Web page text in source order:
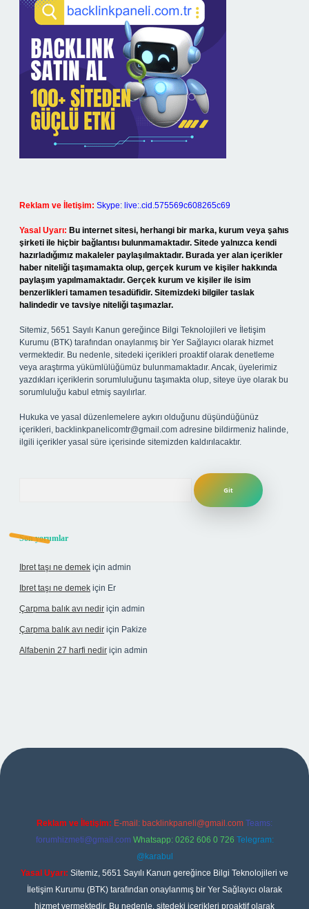
Reklam ve İletişim: Skype: live:.cid.575569c608265c69
Yasal Uyarı: Bu internet sitesi, herhangi bir marka, kurum veya şahıs
şirketi ile hiçbir bağlantısı bulunmamaktadır. Sitede yalnızca kendi
hazırladığımız makaleler paylaşılmaktadır. Burada yer alan içerikler
haber niteliği taşımamakta olup, gerçek kurum ve kişiler hakkında
paylaşım yapılmamaktadır. Gerçek kurum ve kişiler ile isim
benzerlikleri tamamen tesadüfidir. Sitemizdeki bilgiler taslak
halindedir ve tavsiye niteliği taşımazlar.
Sitemiz, 5651 Sayılı Kanun gereğince Bilgi Teknolojileri ve İletişim
Kurumu (BTK) tarafından onaylanmış bir Yer Sağlayıcı olarak hizmet
vermektedir. Bu nedenle, sitedeki içerikleri proaktif olarak denetleme
veya araştırma yükümlülüğümüz bulunmamaktadır. Ancak, üyelerimiz
yazdıkları içeriklerin sorumluluğunu taşımakta olup, siteye üye olarak bu
sorumluluğu kabul etmiş sayılırlar.
Hukuka ve yasal düzenlemelere aykırı olduğunu düşündüğünüz
içerikleri, backlinkpanelicomtr@gmail.com adresine bildirmeniz halinde,
ilgili içerikler yasal süre içerisinde sitemizden kaldırılacaktır.
Son yorumlar
Ibret taşı ne demek için admin
Ibret taşı ne demek için Er
Çarpma balık avı nedir için admin
Çarpma balık avı nedir için Pakize
Alfabenin 27 harfi nedir için admin
Reklam ve İletişim: E-mail: backlinkpaneli@gmail.com Teams:
forumhizmeti@gmail.com Whatsapp: 0262 606 0 726 Telegram:
@karabul
Yasal Uyarı: Sitemiz, 5651 Sayılı Kanun gereğince Bilgi Teknolojileri ve
İletişim Kurumu (BTK) tarafından onaylanmış bir Yer Sağlayıcı olarak
hizmet vermektedir. Bu nedenle, sitedeki içerikleri proaktif olarak